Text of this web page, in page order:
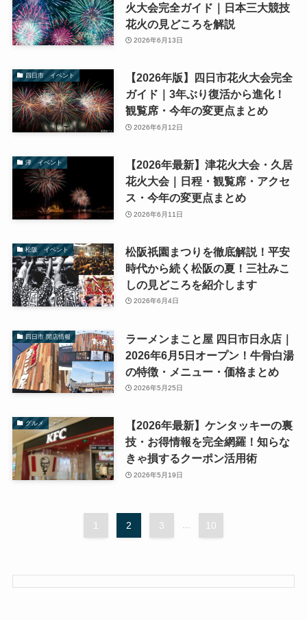
火大会完全ガイド｜日本三大競技
花火の見どころを解説
2026年6月13日
四日市 イベント
【2026年版】四日市花火大会完全
ガイド｜3年ぶり復活から進化！
観覧席・今年の変更点まとめ
2026年6月12日
津 イベント
【2026年最新】津花火大会・久居
花火大会｜日程・観覧席・アクセ
ス・今年の変更点まとめ
2026年6月11日
松阪 イベント
松阪祇園まつりを徹底解説！平安
時代から続く松阪の夏！三社みこ
しの見どころを紹介します
2026年6月4日
四日市 開店情報
ラーメンまこと屋 四日市日永店｜
2026年6月5日オープン！牛骨白湯
の特徴・メニュー・価格まとめ
2026年5月25日
グルメ
【2026年最新】ケンタッキーの裏
技・お得情報を完全網羅！知らな
きゃ損するクーポン活用術
2026年5月19日
1 2 3 10